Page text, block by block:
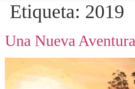
Etiqueta: 2019
Una Nueva Aventura